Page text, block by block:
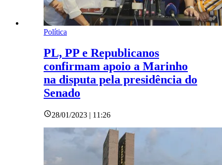
Política
PL, PP e Republicanos
confirmam apoio a Marinho
na disputa pela presidência do
Senado
28/01/2023 | 11:26